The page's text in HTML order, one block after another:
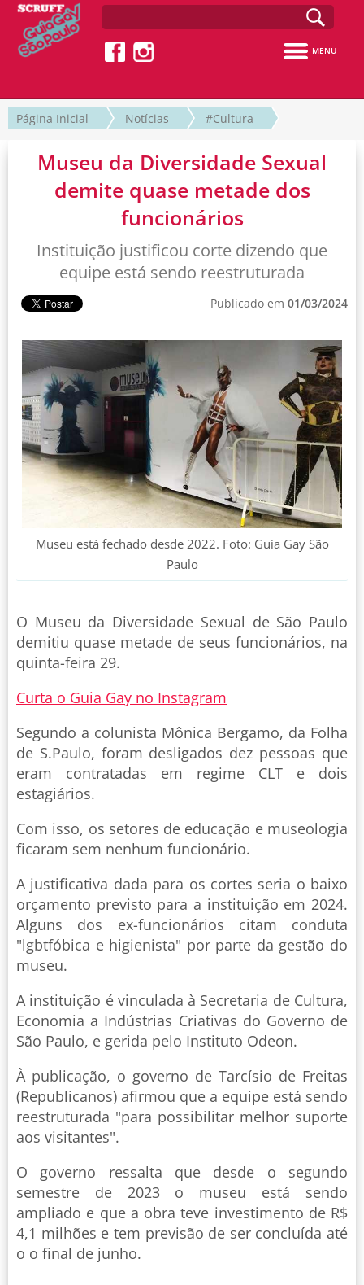
MENU
Página Inicial Notícias #Cultura
Museu da Diversidade Sexual
demite quase metade dos
funcionários
Instituição justificou corte dizendo que
equipe está sendo reestruturada
Publicado em 01/03/2024
Museu está fechado desde 2022. Foto: Guia Gay São
Paulo
O Museu da Diversidade Sexual de São Paulo
demitiu quase metade de seus funcionários, na
quinta-feira 29.
Curta o Guia Gay no Instagram
Segundo a colunista Mônica Bergamo, da Folha
de S.Paulo, foram desligados dez pessoas que
eram contratadas em regime CLT e dois
estagiários.
Com isso, os setores de educação e museologia
ficaram sem nenhum funcionário.
A justificativa dada para os cortes seria o baixo
orçamento previsto para a instituição em 2024.
Alguns dos ex-funcionários citam conduta
"lgbtfóbica e higienista" por parte da gestão do
museu.
A instituição é vinculada à Secretaria de Cultura,
Economia a Indústrias Criativas do Governo de
São Paulo, e gerida pelo Instituto Odeon.
À publicação, o governo de Tarcísio de Freitas
(Republicanos) afirmou que a equipe está sendo
reestruturada "para possibilitar melhor suporte
aos visitantes".
O governo ressalta que desde o segundo
semestre de 2023 o museu está sendo
ampliado e que a obra teve investimento de R$
4,1 milhões e tem previsão de ser concluída até
o o final de junho.